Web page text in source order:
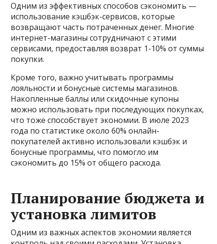
Одним из эффективных способов сэкономить —
использование кэшбэк-сервисов, которые
возвращают часть потраченных денег. Многие
интернет-магазины сотрудничают с этими
сервисами, предоставляя возврат 1-10% от суммы
покупки.
Кроме того, важно учитывать программы
лояльности и бонусные системы магазинов.
Накопленные баллы или скидочные купоны
можно использовать при последующих покупках,
что тоже способствует экономии. В июле 2023
года по статистике около 60% онлайн-
покупателей активно использовали кэшбэк и
бонусные программы, что помогло им
сэкономить до 15% от общего расхода.
Планирование бюджета и
установка лимитов
Одним из важных аспектов экономии является